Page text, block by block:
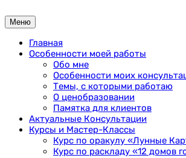
к
содержимому
Меню
Главная
Особенности моей работы
Обо мне
Особенности моих
Темы, с которыми работаю
О ценобразовании
Памятка для клиентов
Актуальные Консультации
Курсы и Мастер-Классы
Курс по оракулу «Лунные
Курс по раскладу «12 домов